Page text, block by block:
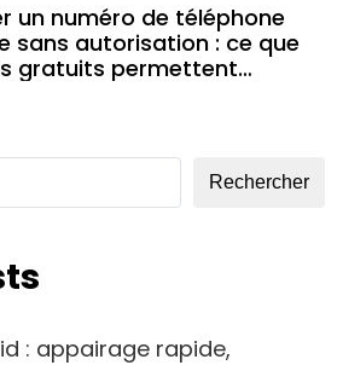
un numéro de téléphone
sans autorisation : ce que
gratuits permettent
Rechercher
: appairage rapide,